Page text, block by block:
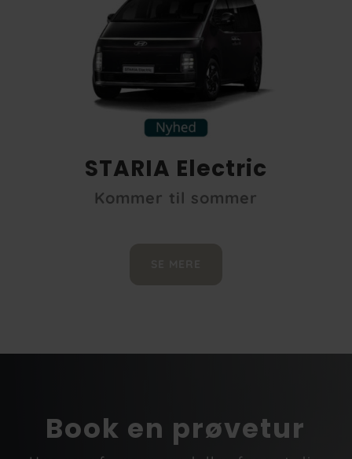
STARIA Electric
Kommer til sommer
Book en prøvetur